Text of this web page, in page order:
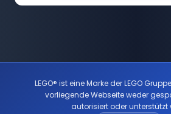
LEGO® ist eine Marke der LEGO
vorliegende Webseite weder
autorisiert oder unterstützt